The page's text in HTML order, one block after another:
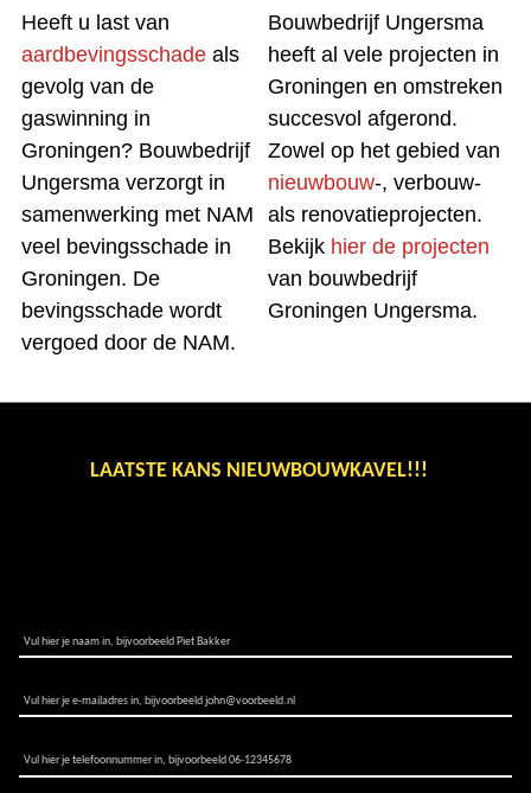
Heeft u last van
aardbevingsschade als
gevolg van de
gaswinning in
Groningen? Bouwbedrijf
Ungersma verzorgt in
samenwerking met NAM
veel bevingsschade in
Groningen. De
bevingsschade wordt
vergoed door de NAM.
Bouwbedrijf Ungersma
heeft al vele projecten in
Groningen en omstreken
succesvol afgerond.
Zowel op het gebied van
nieuwbouw-, verbouw-
als renovatieprojecten.
Bekijk hier de projecten
van bouwbedrijf
Groningen Ungersma.
LAATSTE KANS NIEUWBOUWKAVEL!!!